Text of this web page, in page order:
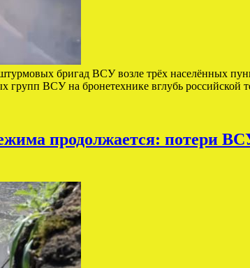
бригад ВСУ возле трёх населённых
ВСУ на бронетехнике вглубь российской
продолжается: потери